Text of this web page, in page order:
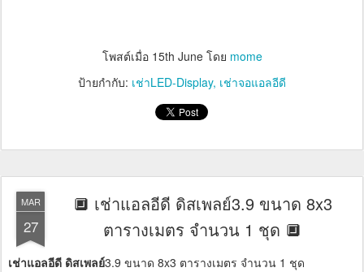
โพสต์เมื่อ 15th Juneโดย mome
ป้ายกำกับ: เช่าLED-Display เช่าจอแอลอีดี
MAR
27
🔲 เช่าแอลอีดี ดิสเพลย์3.9 ขนาด 8x3
ตารางเมตร จำนวน 1 ชุด 🔲
เช่าแอลอีดี ดิสเพลย์3.9 ขนาด 8x3 ตารางเมตร จำนวน 1 ชุด